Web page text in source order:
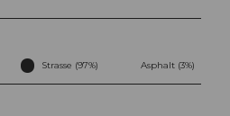
Strasse (97%) Asphalt (3%)